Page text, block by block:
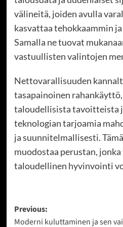
välineitä, joiden avulla
kasvattaa tehokkaammin
Samalla ne tuovat
vastuullisten valintojen
Nettovarallisuuden
tasapainoinen
taloudellisista tavoitteista
teknologian tarjoamia
ja suunnitelmallisesti.
muodostaa perustan,
taloudellinen hyvinvointi
Post
Previous:
Moderni kuluttaminen ja sen